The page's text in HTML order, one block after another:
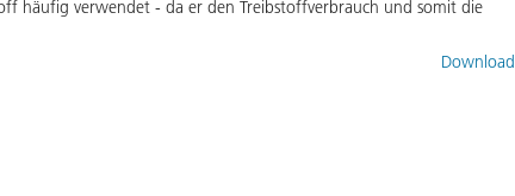
häufig verwendet - da er den Treibstoffverbrauch und somit die
Download